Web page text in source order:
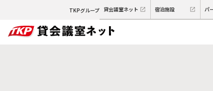
TKPグループ 貸会議室ネット 宿泊施設 パ